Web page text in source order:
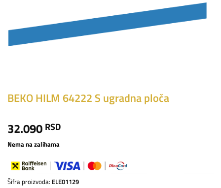
BEKO HILM 64222 S ugradna ploča
32.090 RSD
Nema na zalihama
Šifra proizvoda: ELE01129